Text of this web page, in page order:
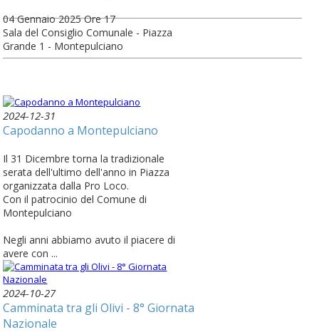
04 Gennaio 2025 Ore 17
Sala del Consiglio Comunale - Piazza
Grande 1 - Montepulciano
2024-12-31
Capodanno a Montepulciano
Il 31 Dicembre torna la tradizionale
serata dell'ultimo dell'anno in Piazza
organizzata dalla Pro Loco.
Con il patrocinio del Comune di
Montepulciano
Negli anni abbiamo avuto il piacere di
avere con ...
2024-10-27
Camminata tra gli Olivi - 8° Giornata
Nazionale